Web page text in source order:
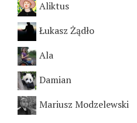
Aliktus
Łukasz Żądło
Ala
Damian
Mariusz Modzelewski